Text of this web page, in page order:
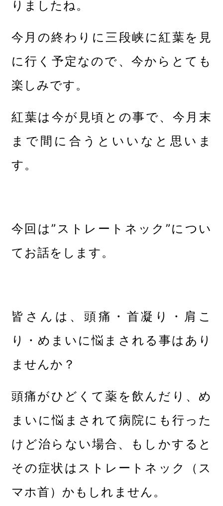
りましたね。
今月の終わりに三段峡に紅葉を見
に行く予定なので、今からとても
楽しみです。
紅葉は今が見頃との事で、今月末
まで間に合うといいなと思いま
す。
今回は”ストレートネック”につい
てお話をします。
皆さんは、頭痛・首凝り・肩こ
り・めまいに悩まされる事はあり
ませんか？
頭痛がひどくて薬を飲んだり、め
まいに悩まされて病院にも行った
けど治らない場合、もしかすると
その症状はストレートネック（ス
マホ首）かもしれません。